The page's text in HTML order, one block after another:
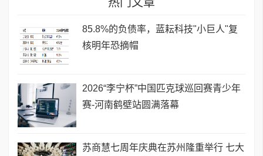
85.8%的负债率，蓝耘科技"小巨人"复
核明年恐摘帽
2026“李宁杯”中国匹克球巡回赛青少年
赛-河南鹤壁站圆满落幕
苏商慧七周年庆典在苏州隆重举行 七大